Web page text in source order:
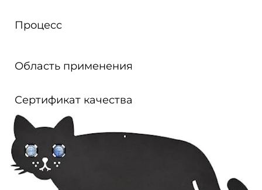
Процесс
Область применения
Сертификат качества